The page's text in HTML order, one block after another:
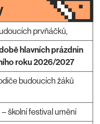
prvňáčků,
hlavních prázdnin
roku 2026/2027
budoucích žáků
školní festival umění